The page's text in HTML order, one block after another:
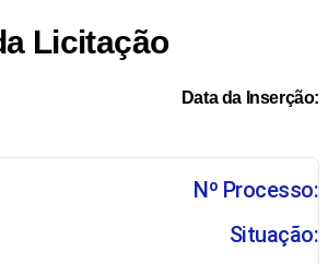
Licitação
Data da Inserção:
Nº Processo:
Situação: